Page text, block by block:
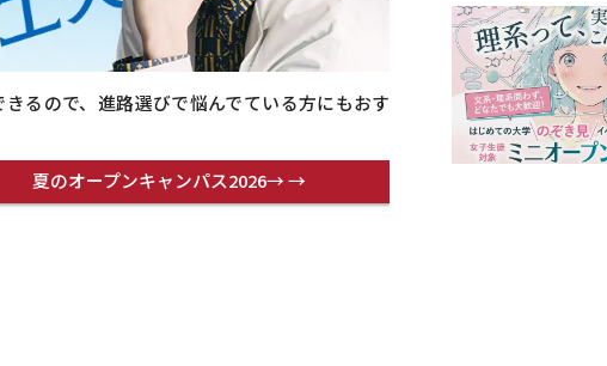
るので、進路選びで悩んでている方にもおす
夏のオープンキャンパス2026→ →